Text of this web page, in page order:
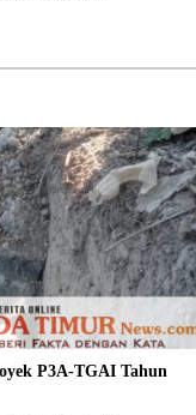
P3A-TGAI Tahun